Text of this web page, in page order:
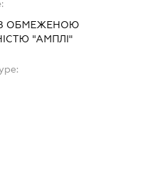
ОБМЕЖЕНОЮ
"АМПЛІ"